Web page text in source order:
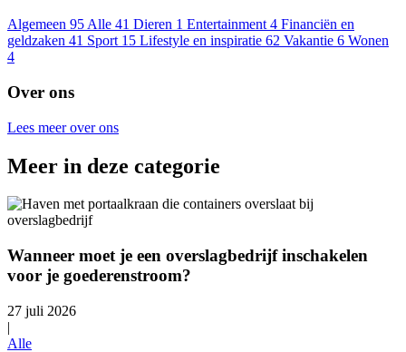
Algemeen 95 Alle 41 Dieren 1 Entertainment 4 Financiën en
geldzaken 41 Sport 15 Lifestyle en inspiratie 62 Vakantie 6 Wonen
4
Over ons
Lees meer over ons
Meer in deze categorie
Wanneer moet je een overslagbedrijf inschakelen
voor je goederenstroom?
27 juli 2026
|
Alle